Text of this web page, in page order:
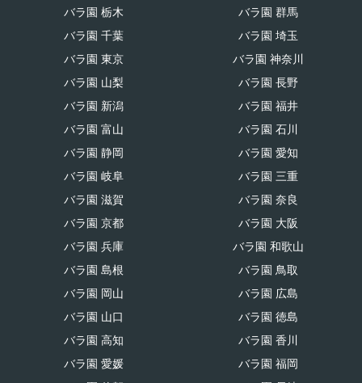
バラ園 栃木
バラ園 群馬
バラ園 千葉
バラ園 埼玉
バラ園 東京
バラ園 神奈川
バラ園 山梨
バラ園 長野
バラ園 新潟
バラ園 福井
バラ園 富山
バラ園 石川
バラ園 静岡
バラ園 愛知
バラ園 岐阜
バラ園 三重
バラ園 滋賀
バラ園 奈良
バラ園 京都
バラ園 大阪
バラ園 兵庫
バラ園 和歌山
バラ園 島根
バラ園 鳥取
バラ園 岡山
バラ園 広島
バラ園 山口
バラ園 徳島
バラ園 高知
バラ園 香川
バラ園 愛媛
バラ園 福岡